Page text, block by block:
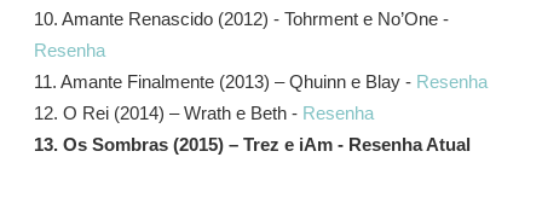
10. Amante Renascido (2012) - Tohrment e No’One -
Resenha
11. Amante Finalmente (2013) – Qhuinn e Blay - Resenha
12. O Rei (2014) – Wrath e Beth - Resenha
13. Os Sombras (2015) – Trez e iAm - Resenha Atual